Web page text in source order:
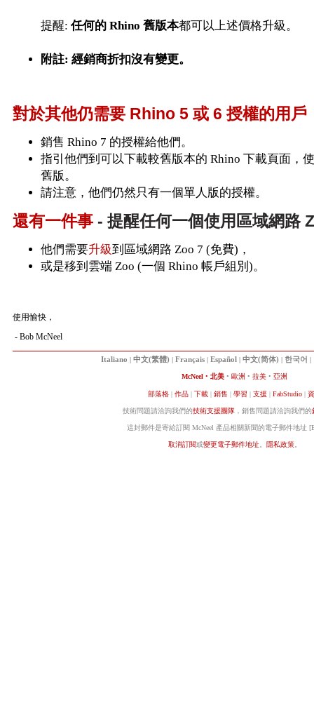
提醒: 任何的 Rhino 舊版本都可以上述價格升級。
附註: 經銷商折扣沒有變更。
對於其他仍需要 Rhino 5 或 6 授權的用戶
銷售 Rhino 7 的授權給他們。
指引他們到可以下載較舊版本的 Rhino 下載頁面，
舊版。
請注意，他們仍然只有一個單人版的授權。
還有一件事 - 提醒任何一個使用區域網路
他們需要升級到區域網路 Zoo 7 (免費)，
或是移到雲端 Zoo (一個 Rhino 帳戶組別)。
使用愉快，
- Bob McNeel
Italiano | 中文(繁體) | Français| Español | 中文(简体) | 한국어 |
McNeel • 北美 • 歐洲 • 拉美 • 亞洲
部落格| 作品| 下載| 銷售 | 學習 | 支援 | FabStudio|
技術問題請洽詢我們的技術支援團隊 ，銷售問題請洽詢我們的
這封郵件是寄給訂閱 McNeel 產品相關新聞的電子郵件地址
取消訂閱或變更電子郵件地址。 隱私政策。